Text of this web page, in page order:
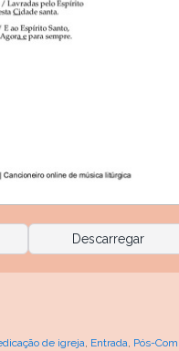
Descarregar
de igreja, Entrada, Pós-